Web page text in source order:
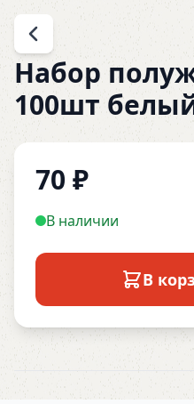
Набор
100шт
70 ₽
В наличии
В